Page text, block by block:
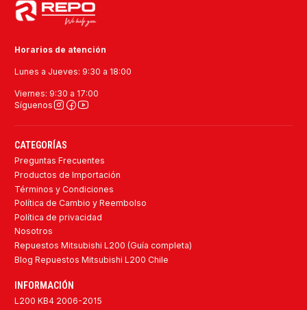
Horarios de atención
Lunes a Jueves: 9:30 a 18:00
Viernes: 9:30 a 17:00
Síguenos
CATEGORÍAS
Preguntas Frecuentes
Productos de Importación
Términos y Condiciones
Política de Cambio y Reembolso
Política de privacidad
Nosotros
Repuestos Mitsubishi L200 (Guía completa)
Blog Repuestos Mitsubishi L200 Chile
INFORMACIÓN
L200 KB4 2006-2015